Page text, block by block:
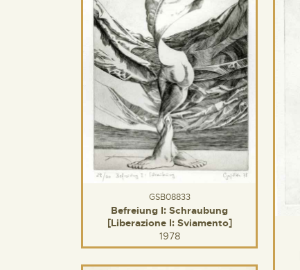
GSB08833
Befreiung I: Schraubung
[Liberazione I: Sviamento]
1978